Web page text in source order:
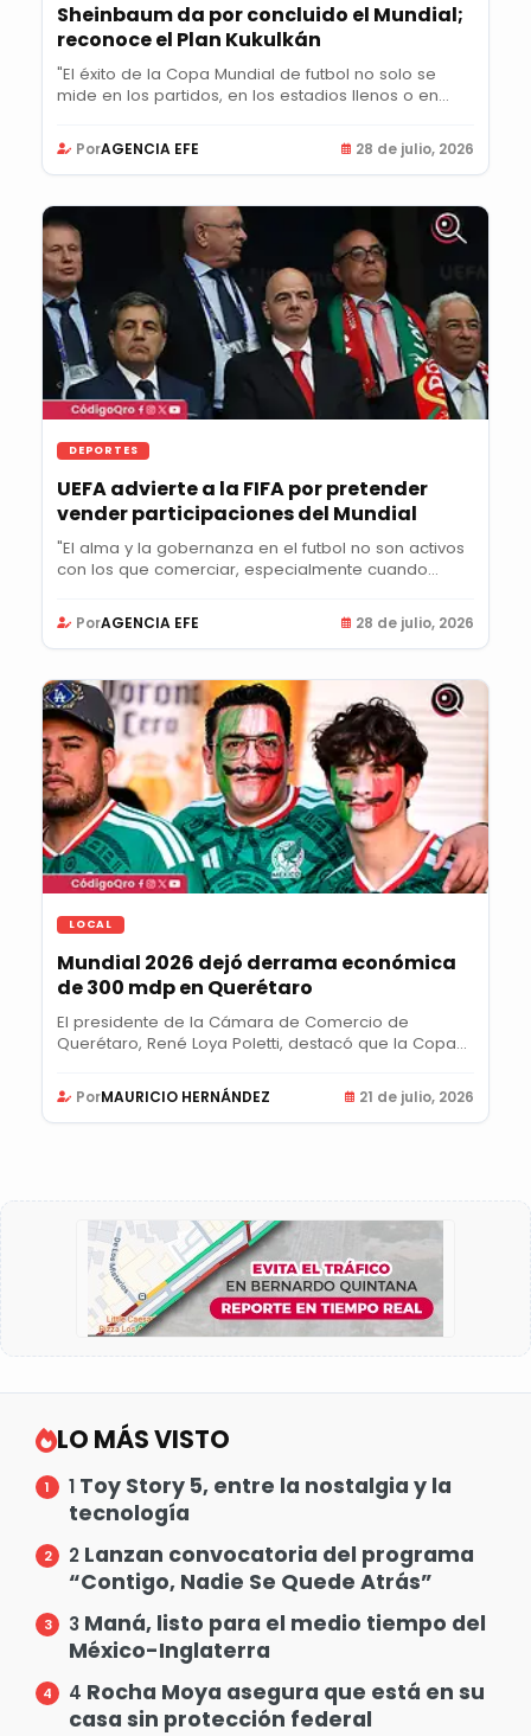
Sheinbaum da por concluido el Mundial;
reconoce el Plan Kukulkán
"El éxito de la Copa Mundial de futbol no solo se
mide en los partidos, en los estadios llenos o en...
PorAGENCIA EFE 28 de julio, 2026
DEPORTES
UEFA advierte a la FIFA por pretender
vender participaciones del Mundial
"El alma y la gobernanza en el futbol no son activos
con los que comerciar, especialmente cuando...
PorAGENCIA EFE 28 de julio, 2026
LOCAL
Mundial 2026 dejó derrama económica
de 300 mdp en Querétaro
El presidente de la Cámara de Comercio de
Querétaro, René Loya Poletti, destacó que la Copa
PorMAURICIO HERNÁNDEZ 21 de julio, 2026
LO MÁS VISTO
1 Toy Story 5, entre la nostalgia y la
tecnología
2 Lanzan convocatoria del programa
“Contigo, Nadie Se Quede Atrás”
3 Maná, listo para el medio tiempo del
México-Inglaterra
4 Rocha Moya asegura que está en su
casa sin protección federal